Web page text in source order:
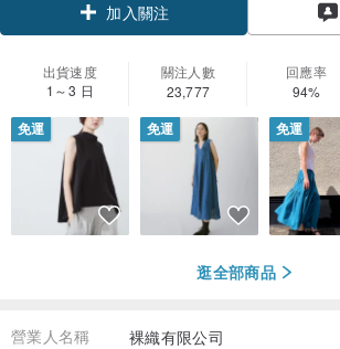
加入關注
出貨速度
1～3 日
關注人數
23,777
回應率
94%
免運 免運 免運
逛全部商品
營業人名稱
裸織有限公司